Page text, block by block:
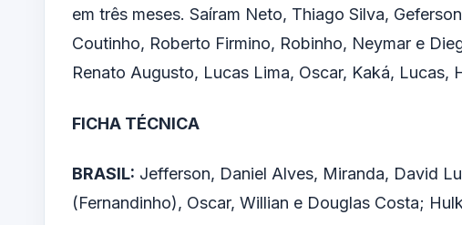
em três meses. Saíram Neto, Thiago Silva,
Coutinho, Roberto Firmino, Robinho, Neymar e
Renato Augusto, Lucas Lima, Oscar, Kaká, Lucas,
FICHA TÉCNICA
BRASIL: Jefferson, Daniel Alves, Miranda, David
(Fernandinho), Oscar, Willian e Douglas Costa;